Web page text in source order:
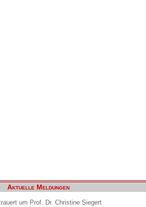
Aktuelle Meldungen
um Prof. Dr. Christine Siegert